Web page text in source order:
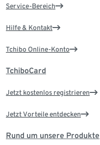
Service-Bereich
Hilfe & Kontakt
Tchibo Online-Konto
TchiboCard
Jetzt kostenlos registrieren
Jetzt Vorteile entdecken
Rund um unsere Produkte